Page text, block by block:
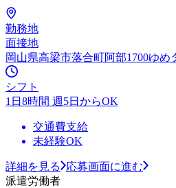
勤務地
面接地
岡山県高梁市落合町阿部1700ゆめ
シフト
1日8時間 週5日からOK
交通費支給
未経験OK
詳細を見る
応募画面に進む
派遣労働者